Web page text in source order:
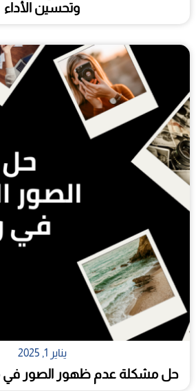
وتحسين الأداء
يناير 1, 2025
حل مشكلة عدم ظهور الصور في